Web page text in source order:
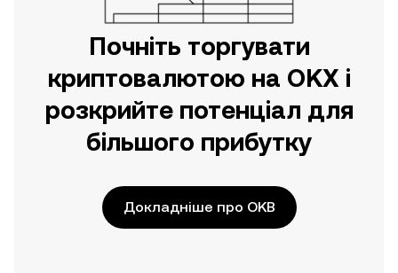
Почніть торгувати
криптовалютою на OKX і
розкрийте потенціал для
більшого прибутку
Докладніше про OKB